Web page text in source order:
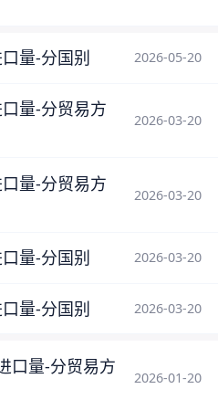
量-分国别 2026-05-20
量-分贸易方
2026-03-20
量-分贸易方
2026-03-20
量-分国别 2026-03-20
量-分国别 2026-03-20
口量-分贸易方
2026-01-20